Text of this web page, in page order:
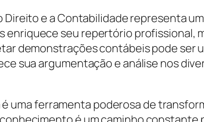
e a Contabilidade representa
seu repertório profissional,
demonstrações contábeis pode ser
sua argumentação e análise nos
uma ferramenta poderosa de